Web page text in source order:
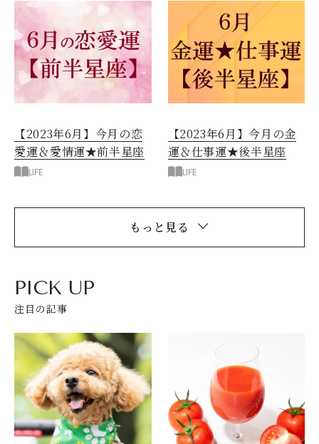
【2023年6月】今月の恋
愛運＆愛情運★前半星座
LIFE
【2023年6月】今月の金
運＆仕事運★後半星座
LIFE
もっと見る
PICK UP
注目の記事